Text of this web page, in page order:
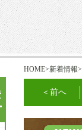
HOME>新着情報
＜前へ